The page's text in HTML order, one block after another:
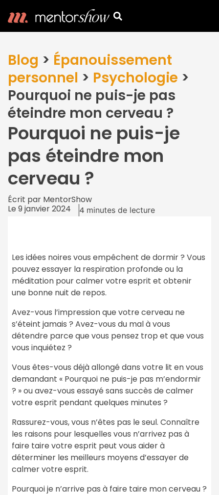
Blog > Épanouissement
personnel > Psychologie >
Pourquoi ne puis-je pas
éteindre mon cerveau ?
Pourquoi ne puis-je
pas éteindre mon
cerveau ?
Écrit par MentorShow
Le 9 janvier 2024 4 minutes de lecture
Les idées noires vous empêchent de dormir ? Vous
pouvez essayer la respiration profonde ou la
méditation pour calmer votre esprit et obtenir
une bonne nuit de repos.
Avez-vous l’impression que votre cerveau ne
s’éteint jamais ? Avez-vous du mal à vous
détendre parce que vous pensez trop et que vous
vous inquiétez ?
Vous êtes-vous déjà allongé dans votre lit en vous
demandant « Pourquoi ne puis-je pas m’endormir
? » ou avez-vous essayé sans succès de calmer
votre esprit pendant quelques minutes ?
Rassurez-vous, vous n’êtes pas le seul. Connaître
les raisons pour lesquelles vous n’arrivez pas à
faire taire votre esprit peut vous aider à
déterminer les meilleurs moyens d’essayer de
calmer votre esprit.
Pourquoi je n’arrive pas à faire taire mon cerveau ?